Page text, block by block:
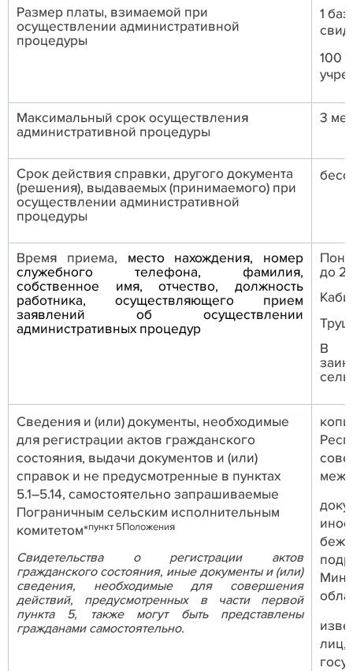
Размер платы, взимаемой при
осуществлении административной
процедуры
1
100
Максимальный срок осуществления
административной процедуры
3
Срок действия справки, другого документа
(решения), выдаваемых (принимаемого) при
осуществлении административной
процедуры
Время приема, место нахождения, номер
служебного телефона, фамилия,
собственное имя, отчество, должность
работника, осуществляющего прием
заявлений об осуществлении
административных процедур
до
В
Сведения и (или) документы, необходимые
для регистрации актов гражданского
состояния, выдачи документов и (или)
справок и не предусмотренные в пунктах
5.1–5.14, самостоятельно запрашиваемые
Пограничным сельским исполнительным
комитетом*пункт 5Положения
Свидетельства о регистрации актов
гражданского состояния, иные документы и (или)
сведения, необходимые для совершения
действий, предусмотренных в части первой
пункта 5, также могут быть представлены
гражданами самостоятельно.
лиц,